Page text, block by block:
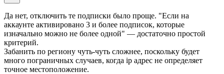
Да нет, отключить те подписки было проще. "Если на
аккаунте активировано 3 и более подписок, которые
изначально можно не более одной" — достаточно простой
критерий.
Забанить по региону чуть-чуть сложнее, поскольку будет
много пограничных случаев, когда ip адрес не определяет
точное местоположение.